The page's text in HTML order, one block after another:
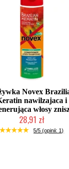
Novex
nawilzajaca i
włosy
28,91 zł
Duża ilość (wysyłka w 24h)
5/5 (opinii: 1)